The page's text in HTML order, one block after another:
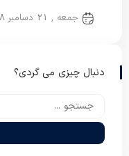
جمعه , 21 دسامبر 2018
دنبال چیزی می گردی؟